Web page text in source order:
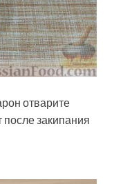
отварите
после закипания